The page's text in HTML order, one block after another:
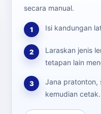
secara manual.
1 Isi kandungan
2
Laraskan jenis
tetapan lain
3
Jana pratonton,
kemudian cetak.